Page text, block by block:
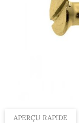
APERÇU RAPIDE